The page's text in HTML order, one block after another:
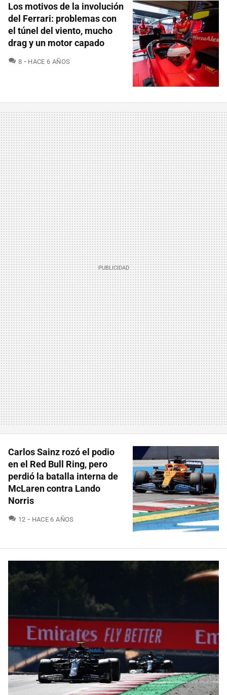
Los motivos de la involución
del Ferrari: problemas con
el túnel del viento, mucho
drag y un motor capado
8 COMENTARIOS
HACE 6 AÑOS
Carlos Sainz rozó el podio
en el Red Bull Ring, pero
perdió la batalla interna de
McLaren contra Lando
Norris
12 COMENTARIOS
HACE 6 AÑOS